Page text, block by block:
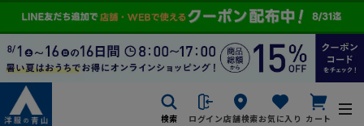
検索 ログイン店舗検索お気に入り カート